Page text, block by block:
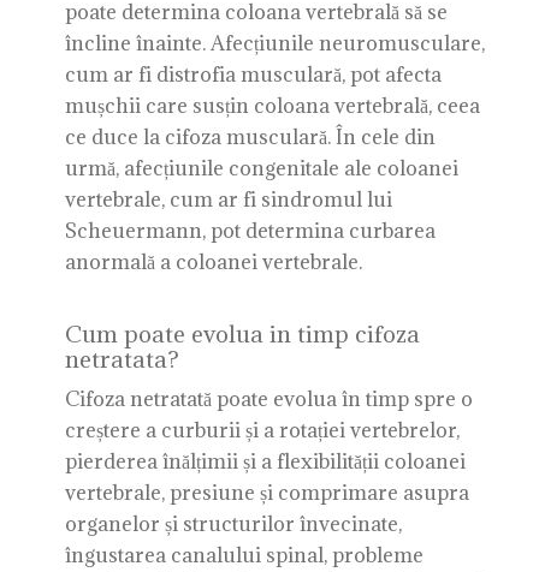
poate determina coloana vertebrală să se
încline înainte. Afecțiunile neuromusculare,
cum ar fi distrofia musculară, pot afecta
mușchii care susțin coloana vertebrală, ceea
ce duce la cifoza musculară. În cele din
urmă, afecțiunile congenitale ale coloanei
vertebrale, cum ar fi sindromul lui
Scheuermann, pot determina curbarea
anormală a coloanei vertebrale.
Cum poate evolua in timp cifoza
netratata?
Cifoza netratată poate evolua în timp spre o
creștere a curburii și a rotației vertebrelor,
pierderea înălțimii și a flexibilității coloanei
vertebrale, presiune și comprimare asupra
organelor și structurilor învecinate,
îngustarea canalului spinal, probleme